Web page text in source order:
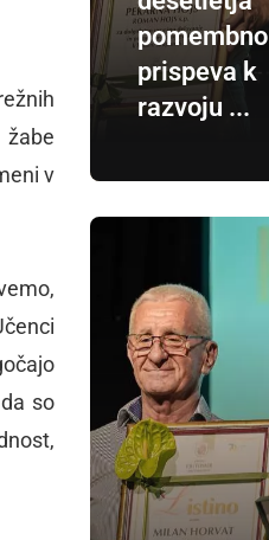
v
so
pomembno
prispeva k
razvoju ...